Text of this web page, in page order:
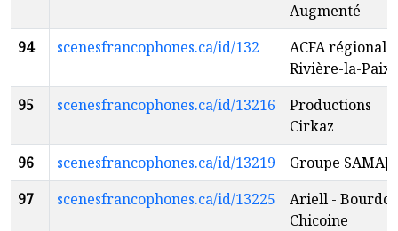
Augmenté
94
scenesfrancophones.ca/id/132
ACFA régionale
Rivière-la-Paix
95
scenesfrancophones.ca/id/13216
Productions
Cirkaz
96
scenesfrancophones.ca/id/13219
Groupe
97
scenesfrancophones.ca/id/13225
Ariell -
Chicoine